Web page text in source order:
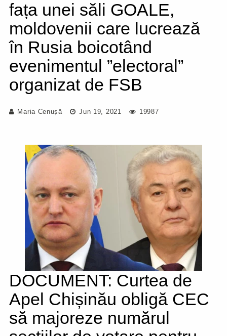
fața unei săli GOALE,
moldovenii care lucrează
în Rusia boicotând
evenimentul ”electoral”
organizat de FSB
Maria Cenușă Jun 19, 2021 19987
DOCUMENT: Curtea de
Apel Chișinău obligă CEC
să majoreze numărul